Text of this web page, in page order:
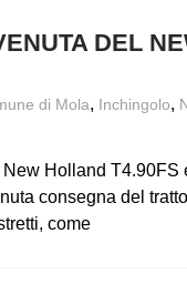
DEL
di Mola, Inchingolo,
Holland
consegna del
come